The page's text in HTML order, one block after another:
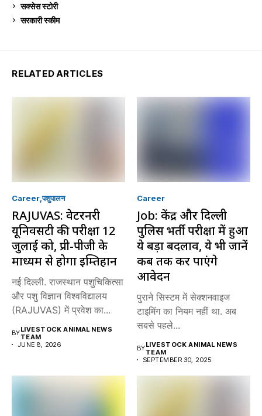
सक्सेस स्टो‍री
सरकारी स्की‍म
RELATED ARTICLES
Career पशुपालन
RAJUVAS: वेटरनरी
यूनिवर्सिटी की परीक्षा 12
जुलाई को, प्री-पीजी के
माध्यम से होगा इम्तिहान
नई दिल्ली. राजस्थान पशुचिकित्सा
और पशु विज्ञान विश्वविद्यालय
(RAJUVAS) में प्रवेश का...
BYLIVESTOCK ANIMAL NEWS
TEAM
JUNE 8, 2026
Career
Job: केंद्र और दिल्ली
पुलिस भर्ती परीक्षा में हुआ
ये बड़ा बदलाव, ये भी जानें
कब तक कर पाएंगे
आवेदन
पुराने सिस्टम में सेक्शनवाइज
टाइमिंग का नियम नहीं था. अब
सबसे पहले...
BYLIVESTOCK ANIMAL NEWS
TEAM
SEPTEMBER 30, 2025